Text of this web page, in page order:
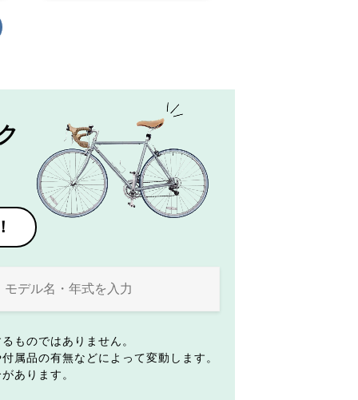
ものではありません。
属品の有無などによって変動します。
あります。